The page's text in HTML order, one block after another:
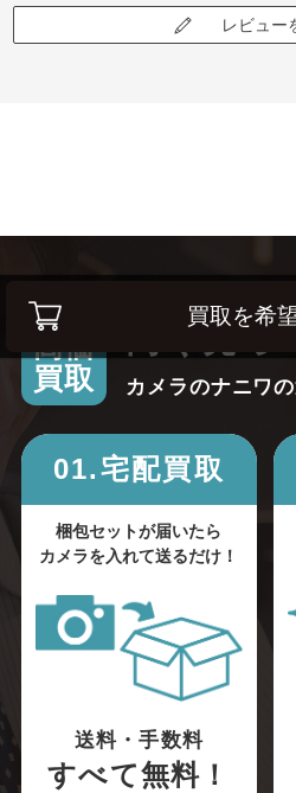
買取を希
レビュー
高価
買取
高く売っ
カメラのナニワ
01.宅配買取
梱包セットが届いたら
カメラを入れて送るだけ！
送料・手数料
すべて無料！